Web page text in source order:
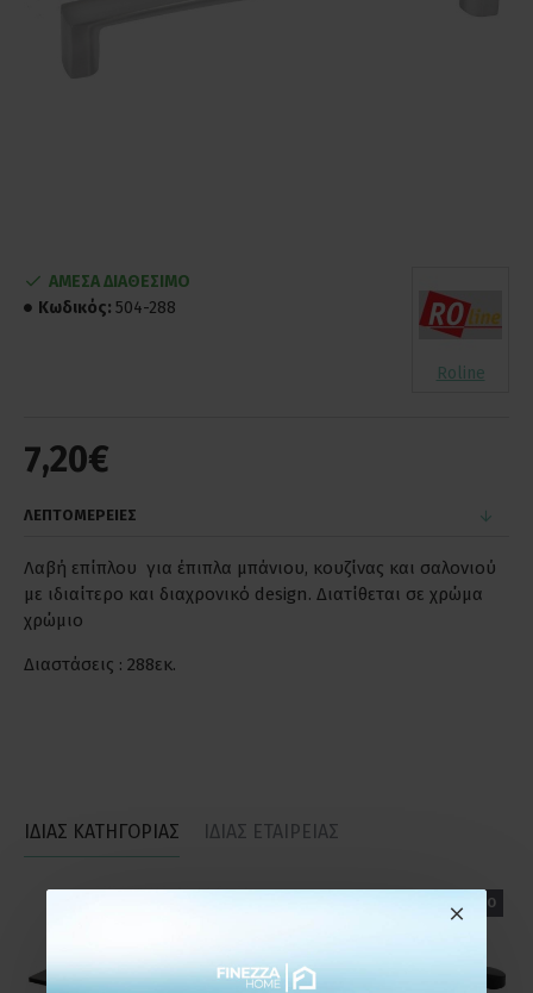
7,20€
ΑΜΕΣΑ ΔΙΑΘΕΣΙΜΟ
Κωδικός: 504-288
Roline
ΛΕΠΤΟΜΕΡΕΙΕΣ
Λαβή επίπλου για έπιπλα μπάνιου, κουζίνας και σαλονιού
με ιδιαίτερο και διαχρονικό design. Διατίθεται σε χρώμα
χρώμιο
Διαστάσεις : 288εκ.
ΙΔΙΑΣ ΚΑΤΗΓΟΡΙΑΣ ΙΔΙΑΣ ΕΤΑΙΡΕΙΑΣ
ΕΤΟΙΜΟΠΑΡΑΔΟΤΟ